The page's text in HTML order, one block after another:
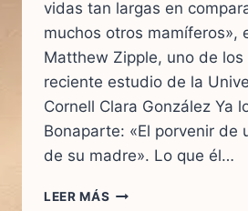
vidas tan largas en
muchos otros mamíferos»,
Matthew Zipple, uno de
reciente estudio de la
Cornell Clara González Ya
Bonaparte: «El porvenir de
de su madre». Lo que él…
LEER MÁS LA